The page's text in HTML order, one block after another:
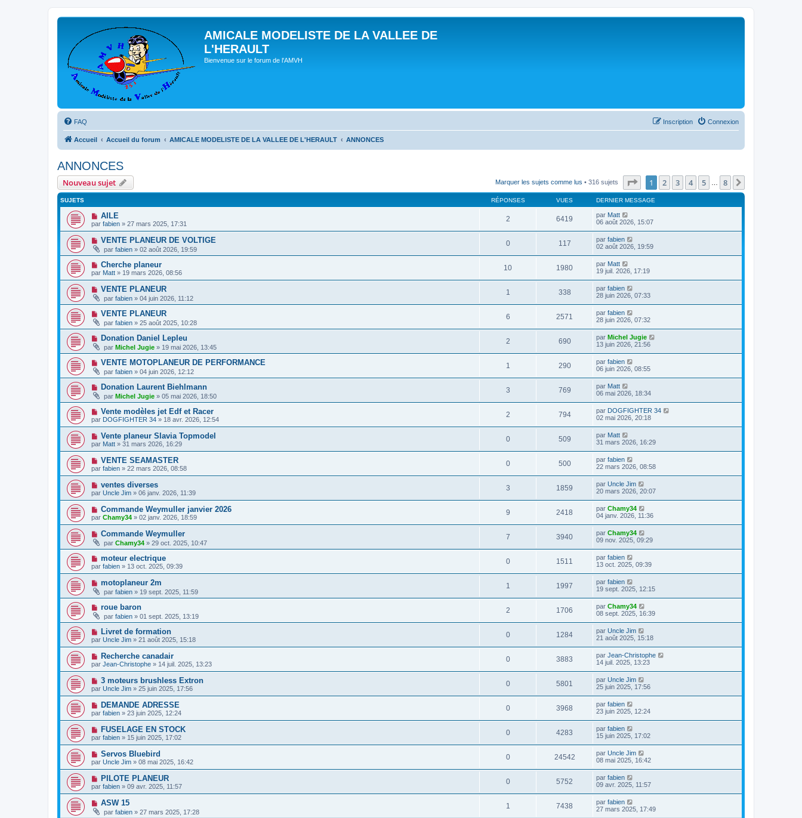
AMICALE MODELISTE DE LA VALLEE DE
L'HERAULT
Bienvenue sur le forum de l'AMVH
FAQ Connexion
Inscription
Accueil Accueil du forum AMICALE MODELISTE DE LA VALLEE DE L'HERAULT ANNONCES
ANNONCES
Nouveau sujet Marquer les sujets comme lus • 316 sujets Page sur8
1 2 3 4 5 8
SUJETS RÉPONSES VUES DERNIER MESSAGE
AILE
par fabien » 27 mars 2025, 17:31
2 6419 par Matt
06 août 2026, 15:07
VENTE PLANEUR DE VOLTIGE
par fabien » 02 août 2026, 19:59
0 117 par fabien
02 août 2026, 19:59
Cherche planeur
par Matt » 19 mars 2026, 08:56
10 1980 par Matt
19 juil. 2026, 17:19
VENTE PLANEUR
par fabien » 04 juin 2026, 11:12
1 338 par fabien
28 juin 2026, 07:33
VENTE PLANEUR
par fabien » 25 août 2025, 10:28
6 2571 par fabien
28 juin 2026, 07:32
Donation Daniel Lepleu
par Michel Jugie » 19 mai 2026, 13:45
2 690 par Michel Jugie
13 juin 2026, 21:56
VENTE MOTOPLANEUR DE PERFORMANCE
par fabien » 04 juin 2026, 12:12
1 290 par fabien
06 juin 2026, 08:55
Donation Laurent Biehlmann
par Michel Jugie » 05 mai 2026, 18:50
3 769 par Matt
06 mai 2026, 18:34
Vente modèles jet Edf et Racer
par DOGFIGHTER 34 » 18 avr. 2026, 12:54
2 794 par DOGFIGHTER 34
02 mai 2026, 20:18
Vente planeur Slavia Topmodel
par Matt » 31 mars 2026, 16:29
0 509 par Matt
31 mars 2026, 16:29
VENTE SEAMASTER
par fabien » 22 mars 2026, 08:58
0 500 par fabien
22 mars 2026, 08:58
ventes diverses
par Uncle Jim » 06 janv. 2026, 11:39
3 1859 par Uncle Jim
20 mars 2026, 20:07
Commande Weymuller janvier 2026
par Chamy34 » 02 janv. 2026, 18:59
9 2418 par Chamy34
04 janv. 2026, 11:36
Commande Weymuller
par Chamy34 » 29 oct. 2025, 10:47
7 3940 par Chamy34
09 nov. 2025, 09:29
moteur electrique
par fabien » 13 oct. 2025, 09:39
0 1511 par fabien
13 oct. 2025, 09:39
motoplaneur 2m
par fabien » 19 sept. 2025, 11:59
1 1997 par fabien
19 sept. 2025, 12:15
roue baron
par fabien » 01 sept. 2025, 13:19
2 1706 par Chamy34
08 sept. 2025, 16:39
Livret de formation
par Uncle Jim » 21 août 2025, 15:18
0 1284 par Uncle Jim
21 août 2025, 15:18
Recherche canadair
par Jean-Christophe » 14 juil. 2025, 13:23
0 3883 par Jean-Christophe
14 juil. 2025, 13:23
3 moteurs brushless Extron
par Uncle Jim » 25 juin 2025, 17:56
0 5801 par Uncle Jim
25 juin 2025, 17:56
DEMANDE ADRESSE
par fabien » 23 juin 2025, 12:24
0 3968 par fabien
23 juin 2025, 12:24
FUSELAGE EN STOCK
par fabien » 15 juin 2025, 17:02
0 4283 par fabien
15 juin 2025, 17:02
Servos Bluebird
par Uncle Jim » 08 mai 2025, 16:42
0 24542 par Uncle Jim
08 mai 2025, 16:42
PILOTE PLANEUR
par fabien » 09 avr. 2025, 11:57
0 5752 par fabien
09 avr. 2025, 11:57
ASW 15
par fabien » 27 mars 2025, 17:28
1 7438 par fabien
27 mars 2025, 17:49